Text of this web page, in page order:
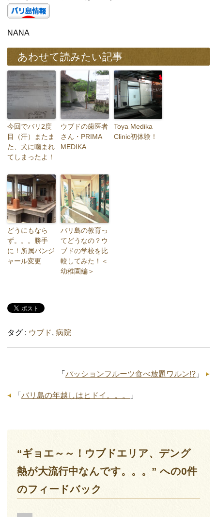
NANA
あわせて読みたい記事
今回でバリ2度
目（汗）またま
た、犬に噛まれ
てしまったよ！
ウブドの歯医者
さん・PRIMA
MEDIKA
Toya Medika
Clinic初体験！
どうにもなら
ず。。。勝手
に！所属バンジ
ャール変更
バリ島の教育っ
てどうなの？ウ
ブドの学校を比
較してみた！＜
幼稚園編＞
タグ : ウブド, 病院
「 パッションフルーツ食べ放題ワルン!? 」
「 バリ島の年越しはヒドイ。。。 」
“ギョエ～～！ウブドエリア、デング
熱が大流行中なんです。。。” への0件
のフィードバック